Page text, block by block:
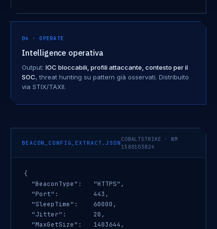
04 · OPERATE
Intelligence operativa
Output: IOC bloccabili, profili attaccante, contesto per il
SOC, threat hunting su pattern già osservati. Distribuito
via STIX/TAXII.
BEACON_CONFIG_EXTRACT.JSON
COBALTSTRIKE · WM
1580103824
{
  "BeaconType":   "HTTPS",
  "Port":         443,
  "SleepTime":    60000,
  "Jitter":       20,
  "MaxGetSize":   1403644,